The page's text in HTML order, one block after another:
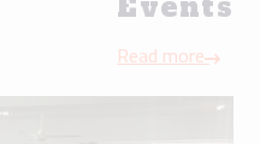
Read more